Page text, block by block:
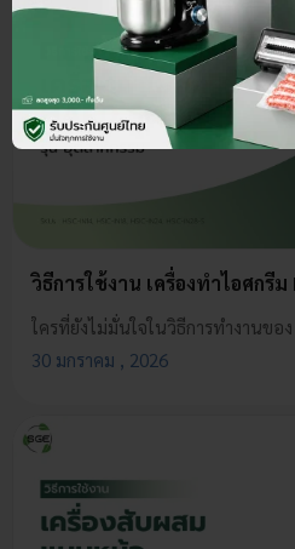
วิธีการใช้งาน เครื่องทำไอศกรีม
30 มกราคม , 2026